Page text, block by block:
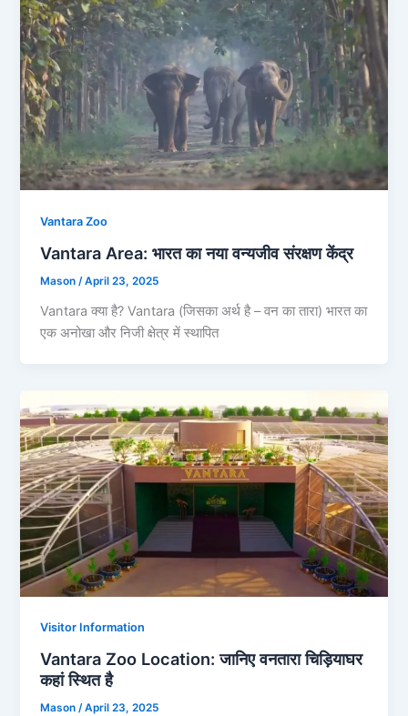
Vantara Zoo
Vantara Area: भारत का नया वन्यजीव संरक्षण केंद्र
Mason/April 23, 2025
Vantara क्या है? Vantara (जिसका अर्थ है – वन का तारा) भारत का
एक अनोखा और निजी क्षेत्र में स्थापित
Visitor Information
Vantara Zoo Location: जानिए वनतारा चिड़ियाघर
कहां स्थित है
Mason/April 23, 2025